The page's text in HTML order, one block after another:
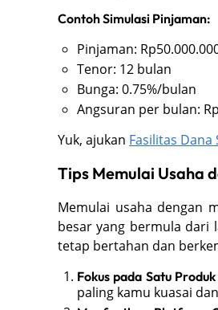
Contoh Simulasi Pinjaman:
Pinjaman:
Tenor: 12 bulan
Bunga: 0.75%/bulan
Angsuran per bulan:
Yuk, ajukan Fasilitas Dana
Tips Memulai Usaha
Memulai usaha dengan
besar yang bermula dari
tetap bertahan dan
Fokus pada Satu
paling kamu kuasai